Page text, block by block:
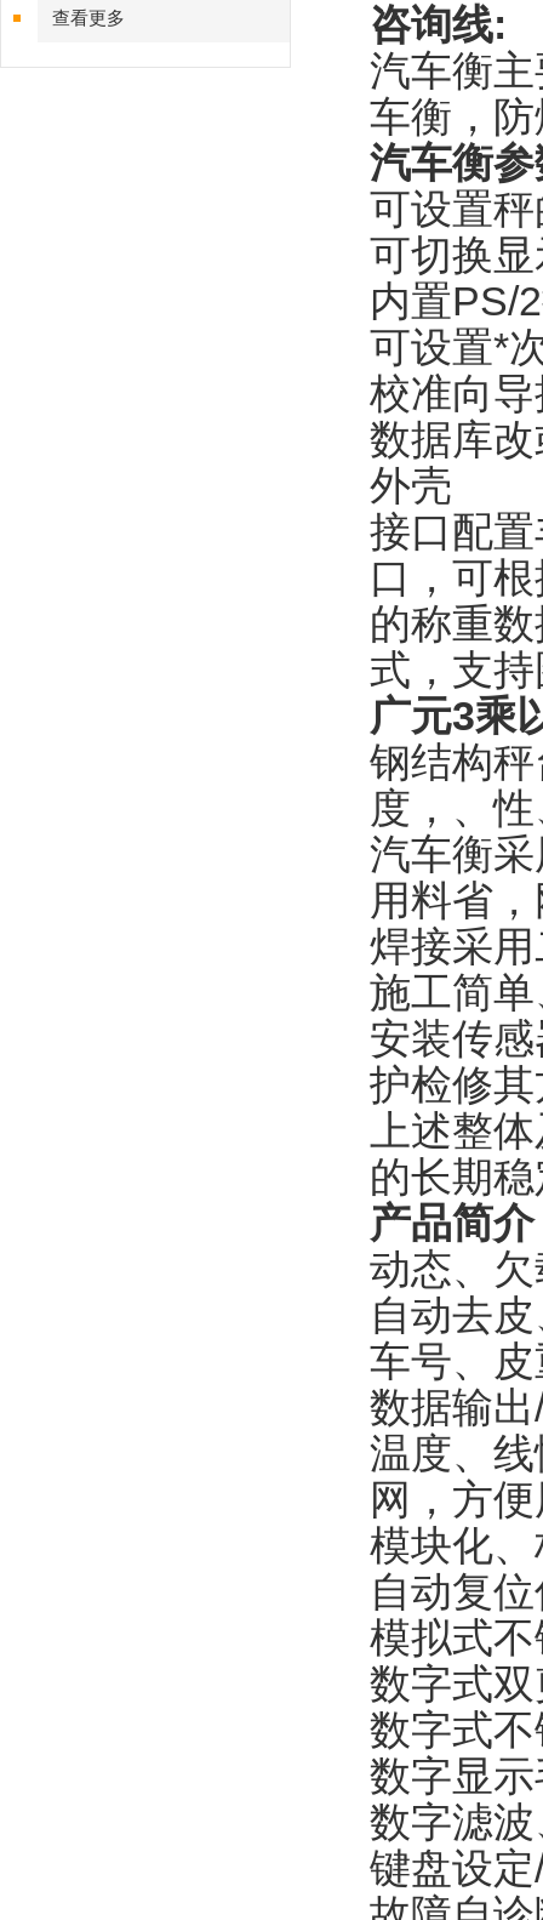
查看更多 咨询线:
汽车衡
车衡，
汽车衡
可设置
可切换
内置PS/
可设置*
校准向
数据库
外壳
接口配
口，可
的称重
式，支
广元3乘
钢结构
度，、
汽车衡
用料省
焊接采
施工简
安装传
护检修
上述整
的长期
产品简介
动态、
自动去
车号、
数据输出
温度、
网，方
模块化
自动复
模拟式
数字式
数字式
数字显
数字滤
键盘设定